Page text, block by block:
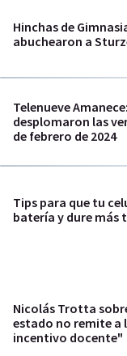
Hinchas de
abuchearon a
Telenueve
desplomaron las
de febrero de 2024
Tips para que tu
batería y dure más
Nicolás Trotta
estado no remite a
incentivo docente"